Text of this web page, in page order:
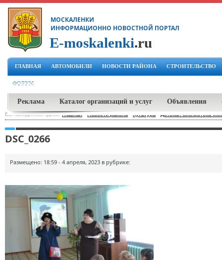
МОСКАЛЕНКИ
ИНФОРМАЦИОННО НОВОСТНОЙ ПОРТАЛ
E-moskalenki.ru
ГЛАВНАЯ АВТОМОБИЛИ НОВОСТИ РАЙОНА СТРОИТЕЛЬСТВО
ФОРУМ
Реклама Каталог организаций и услуг Объявления
Вы находитесь здесь:Главная-Новости района Культура Детская библиотека
DSC_0266
Размещено: 18:59 - 4 апреля, 2023 в рубрике: